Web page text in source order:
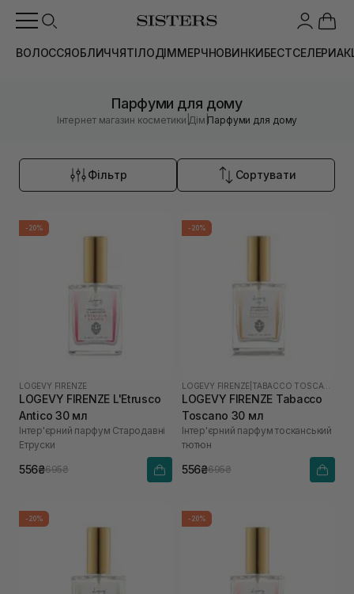
ВОЛОССЯОБЛИЧЧЯТІЛОДІММЕРЧНОВИНКИБЕСТСЕЛЕРИ
Парфуми для дому
Інтернет магазин косметики Дім |Парфуми для дому
Фільтр Сортувати
-20%
LOGEVY FIRENZE
LOGEVY FIRENZE L'Etrusco
Antico 30 мл
Інтер'єрний парфум Стародавні
Етруски
556₴695₴
-20%
LOGEVY FIRENZE
LOGEVY FIRENZE Tabacco
Toscano 30 мл
Інтер'єрний парфум тосканський
тютюн
556₴695₴
-20% -20%